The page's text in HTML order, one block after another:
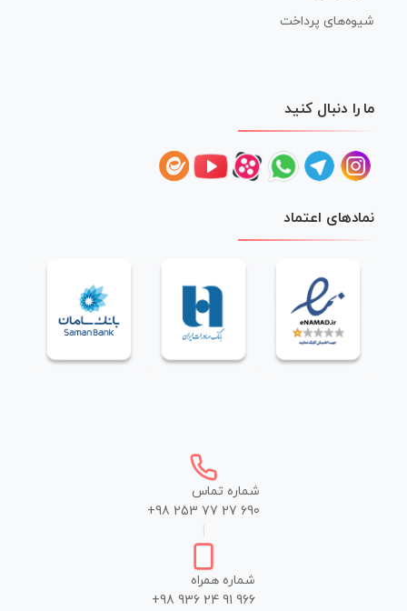
شیوه‌های پرداخت
ما را دنبال کنید
نمادهای اعتماد
شماره تماس
+98 253 77 27 690
شماره همراه
+98 936 24 91 966